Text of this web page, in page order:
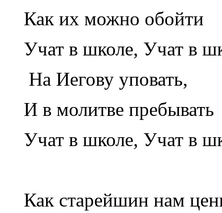
Как их можно обойти
Учат в школе, Учат в
На Иегову уповать,
И в молитве пребывать
Учат в школе, Учат в
Как старейшин нам